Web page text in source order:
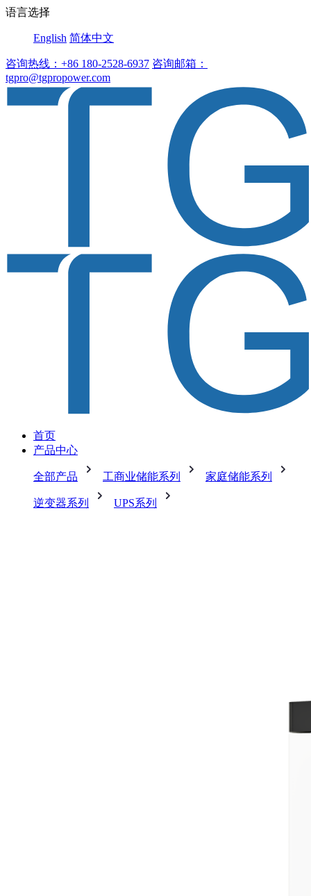
语言选择
English 简体中文
咨询热线：+86 180-2528-6937 咨询邮箱：
tgpro@tgpropower.com
首页
产品中心
全部产品 工商业储能系列 家庭储能系列
逆变器系列 UPS系列